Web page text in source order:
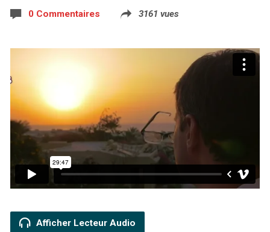
0 Commentaires 3161 vues
Afficher Lecteur Audio